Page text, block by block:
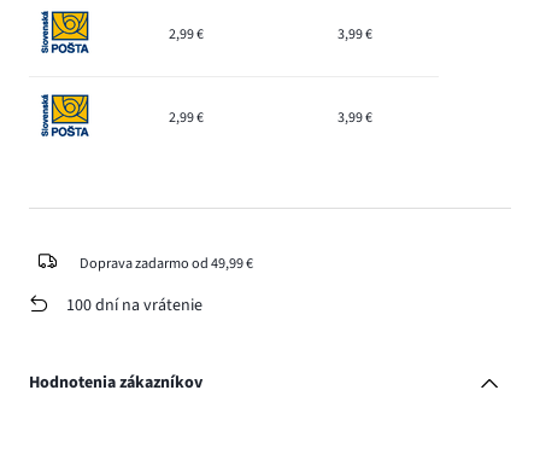
2,99 € 3,99 €
2,99 € 3,99 €
Doprava zadarmo od 49,99 €
100 dní na vrátenie
Hodnotenia zákazníkov